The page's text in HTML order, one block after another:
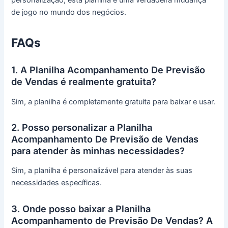
de jogo no mundo dos negócios.
FAQs
1. A Planilha Acompanhamento De Previsão
de Vendas é realmente gratuita?
Sim, a planilha é completamente gratuita para baixar e usar.
2. Posso personalizar a Planilha
Acompanhamento De Previsão de Vendas
para atender às minhas necessidades?
Sim, a planilha é personalizável para atender às suas
necessidades específicas.
3. Onde posso baixar a Planilha
Acompanhamento de Previsão De Vendas? A